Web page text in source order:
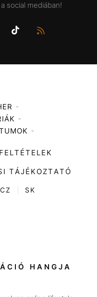
social mediában!
TÁJÉKOZTATÓ
CZ SK
HANGJA